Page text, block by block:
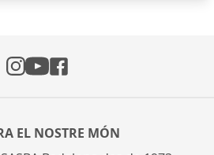
EL NOSTRE MÓN